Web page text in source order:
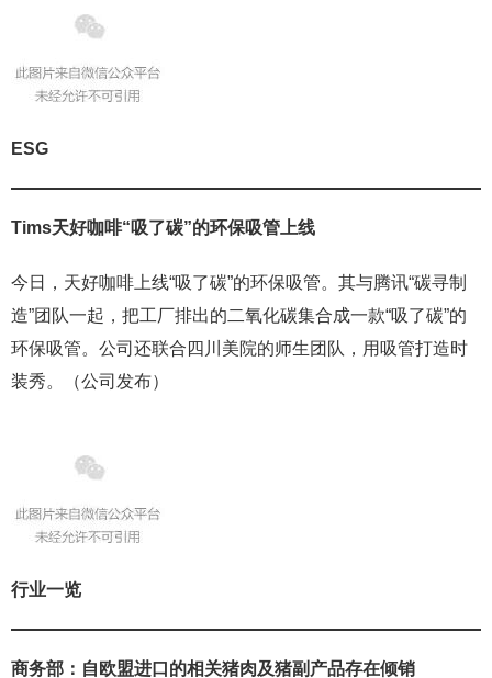
ESG
Tims天好咖啡“吸了碳”的环保吸管上线
今日，天好咖啡上线“吸了碳”的环保吸管。其与腾讯“碳寻制
造”团队一起，把工厂排出的二氧化碳集合成一款“吸了碳”的
环保吸管。公司还联合四川美院的师生团队，用吸管打造时
装秀。（公司发布）
行业一览
商务部：自欧盟进口的相关猪肉及猪副产品存在倾销